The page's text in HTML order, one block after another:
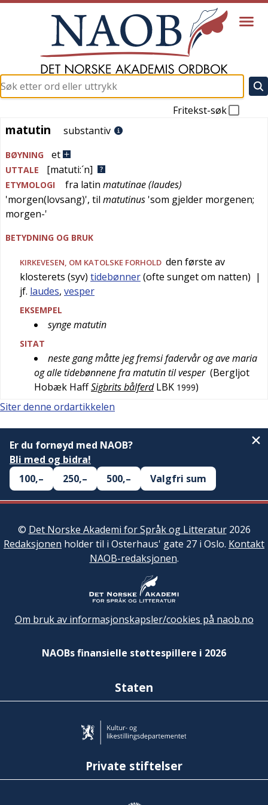
Fritekst-søk
matutin
matutin substantiv
BØYNING et
UTTALE [matuti:´n]
ETYMOLOGI fra latin matutinae (laudes)
'morgen(lovsang)', til matutinus 'som gjelder morgenen;
morgen-'
BETYDNING OG BRUK
KIRKEVESEN, OM KATOLSKE FORHOLD den første av
klosterets (syv) tidebønner(ofte sunget om natten) |
jf. laudes, vesper
EKSEMPEL
synge matutin
SITAT
neste gang måtte jeg fremsi fadervår og ave maria
og alle tidebønnene fra matutin til vesper (Bergljot
Hobæk HaffSigbrits bålferd LBK 1999)
Siter denne ordartikkelen
Er du fornøyd med NAOB?
Bli med og bidra!
100,–
250,– 500,– Valgfri sum
© Det Norske Akademi for Språk og Litteratur2026
Redaksjonen holder til i Osterhaus' gate 27 i Oslo. Kontakt
NAOB-redaksjonen.
Om bruk av informasjonskapsler/cookies på naob.no
NAOBs finansielle støttespillere i 2026
Staten
Private stiftelser